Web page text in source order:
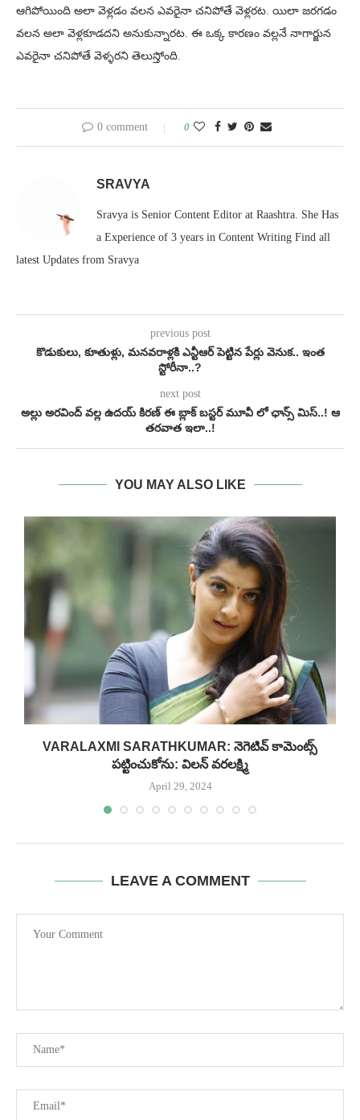
ఆగిపోయింది అలా వెళ్లడం వలన ఎవరైనా చనిపోతే వెళ్లరట. యిలా జరగడం
వలన అలా వెళ్లకూడదని అనుకున్నారట. ఈ ఒక్క కారణం వల్లనే నాగార్జున
ఎవరైనా చనిపోతే వెళ్ళరని తెలుస్తోంది.
0 comment 0
SRAVYA
Sravya is Senior Content Editor at Raashtra. She Has
a Experience of 3 years in Content Writing Find all
latest Updates from Sravya
previous post
కొడుకులు, కూతుళ్లు, మనవరాళ్లకి ఎన్టీఆర్ పెట్టిన పేర్లు వెనుక.. ఇంత
స్టోరీనా..?
next post
అల్లు అరవింద్ వల్ల ఉదయ్ కిరణ్ ఈ బ్లాక్ బస్టర్ మూవీ లో ఛాన్స్ మిస్..! ఆ
తరవాత ఇలా..!
YOU MAY ALSO LIKE
VARALAXMI SARATHKUMAR: నెగెటివ్ కామెంట్స్‌
పట్టించుకోను: విలన్ వరలక్ష్మి
April 29, 2024
LEAVE A COMMENT